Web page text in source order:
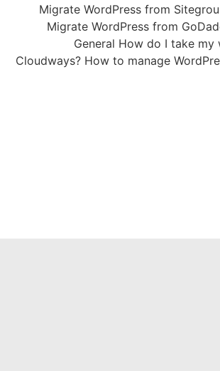
Migrate WordPress from
Migrate WordPress from
General How do I take
Cloudways? How to manage